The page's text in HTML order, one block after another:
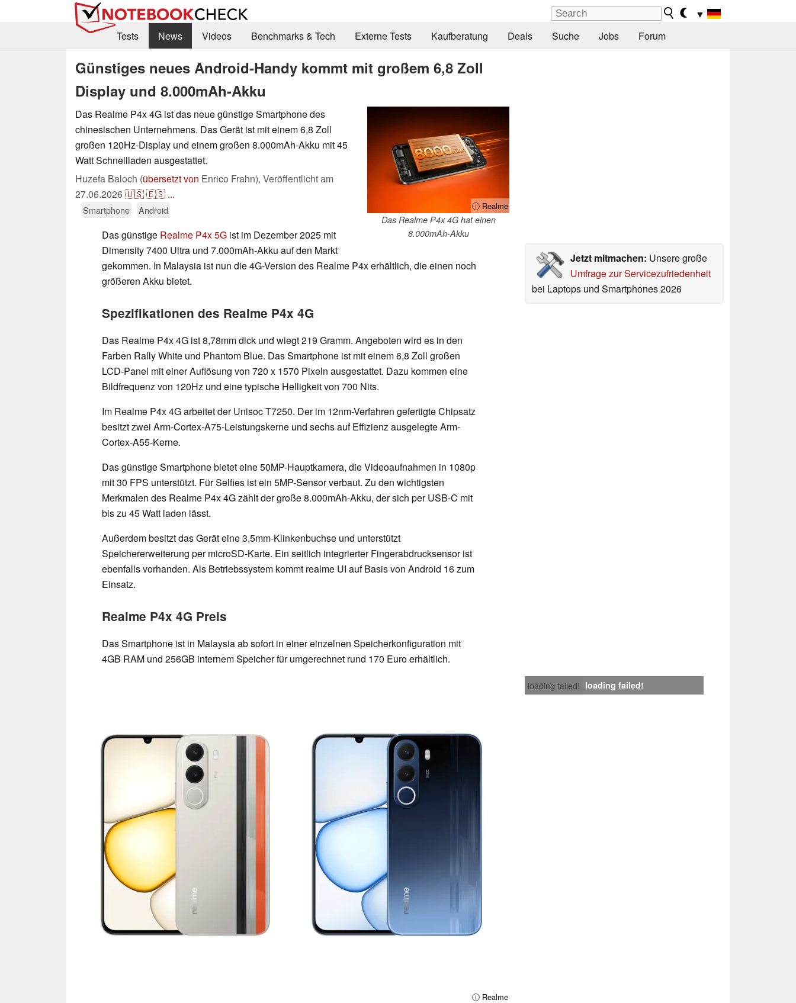
▼
Tests
News Videos Benchmarks & Tech Externe Tests Kaufberatung Deals Suche Jobs Forum
Günstiges neues Android-Handy kommt mit großem 6,8 Zoll
Display und 8.000mAh-Akku
ⓘ Realme
Das Realme P4x 4G hat einen
8.000mAh-Akku
Das Realme P4x 4G ist das neue günstige Smartphone des
chinesischen Unternehmens. Das Gerät ist mit einem 6,8 Zoll
großen 120Hz-Display und einem großen 8.000mAh-Akku mit 45
Watt Schnellladen ausgestattet.
Huzefa Baloch (übersetzt von Enrico Frahn), Veröffentlicht am
27.06.2026🇺🇸🇪🇸 ...
Smartphone Android
Jetzt mitmachen: Unsere große
Umfrage zur Servicezufriedenheit
bei Laptops und Smartphones 2026
Das günstige Realme P4x 5G ist im Dezember 2025 mit
Dimensity 7400 Ultra und 7.000mAh-Akku auf den Markt
gekommen. In Malaysia ist nun die 4G-Version des Realme P4x erhältlich, die einen noch
größeren Akku bietet.
Spezifikationen des Realme P4x 4G
Das Realme P4x 4G ist 8,78mm dick und wiegt 219 Gramm. Angeboten wird es in den
Farben Rally White und Phantom Blue. Das Smartphone ist mit einem 6,8 Zoll großen
LCD-Panel mit einer Auflösung von 720 x 1570 Pixeln ausgestattet. Dazu kommen eine
Bildfrequenz von 120Hz und eine typische Helligkeit von 700 Nits.
Im Realme P4x 4G arbeitet der Unisoc T7250. Der im 12nm-Verfahren gefertigte Chipsatz
besitzt zwei Arm-Cortex-A75-Leistungskerne und sechs auf Effizienz ausgelegte Arm-
Cortex-A55-Kerne.
Das günstige Smartphone bietet eine 50MP-Hauptkamera, die Videoaufnahmen in 1080p
mit 30 FPS unterstützt. Für Selfies ist ein 5MP-Sensor verbaut. Zu den wichtigsten
Merkmalen des Realme P4x 4G zählt der große 8.000mAh-Akku, der sich per USB-C mit
bis zu 45 Watt laden lässt.
Außerdem besitzt das Gerät eine 3,5mm-Klinkenbuchse und unterstützt
Speichererweiterung per microSD-Karte. Ein seitlich integrierter Fingerabdrucksensor ist
ebenfalls vorhanden. Als Betriebssystem kommt realme UI auf Basis von Android 16 zum
Einsatz.
Realme P4x 4G Preis
Das Smartphone ist in Malaysia ab sofort in einer einzelnen Speicherkonfiguration mit
4GB RAM und 256GB internem Speicher für umgerechnet rund 170 Euro erhältlich.
loading failed! loading failed!
ⓘ Realme